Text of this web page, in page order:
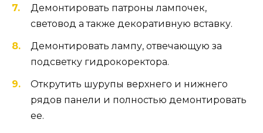
Демонтировать патроны лампочек,
световод а также декоративную вставку.
Демонтировать лампу, отвечающую за
подсветку гидрокоректора.
Открутить шурупы верхнего и нижнего
рядов панели и полностью демонтировать
ее.